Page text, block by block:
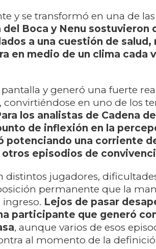
y se transformó en una de
del Boca y Nenu sostuvieron
a una cuestión de salud,
en medio de un clima cada
y generó una fuerte
en uno de los
los analistas de Cadena
de inflexión en la
potenciando una corriente
episodios de
distintos jugadores,
permanente que la
ingreso. Lejos de pasar
participante que generó
, aunque varios de esos
al momento de la